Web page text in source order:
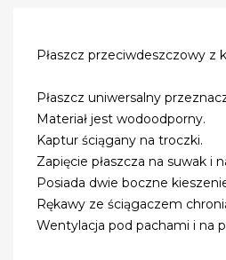
Płaszcz przeciwdeszczowy z
Płaszcz uniwersalny
Materiał jest wodoodporny.
Kaptur ściągany na troczki.
Zapięcie płaszcza na suwak i
Posiada dwie boczne
Rękawy ze ściągaczem
Wentylacja pod pachami i na